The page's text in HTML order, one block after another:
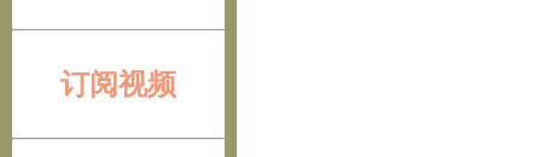
订阅视频